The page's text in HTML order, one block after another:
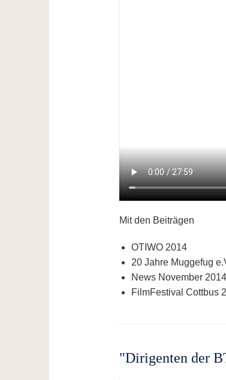
Mit den Beiträgen
OTIWO 2014
20 Jahre Muggefug
News November 2014
FilmFestival Cottbus
"Dirigenten der